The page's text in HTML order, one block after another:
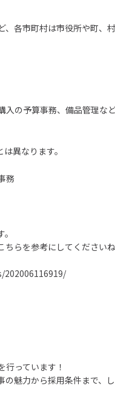
、各市町村は市役所や町、
入の予算事務、備品管理な
異なります。
務
らを参考にしてくださいね
行っています！
魅力から採用条件まで、